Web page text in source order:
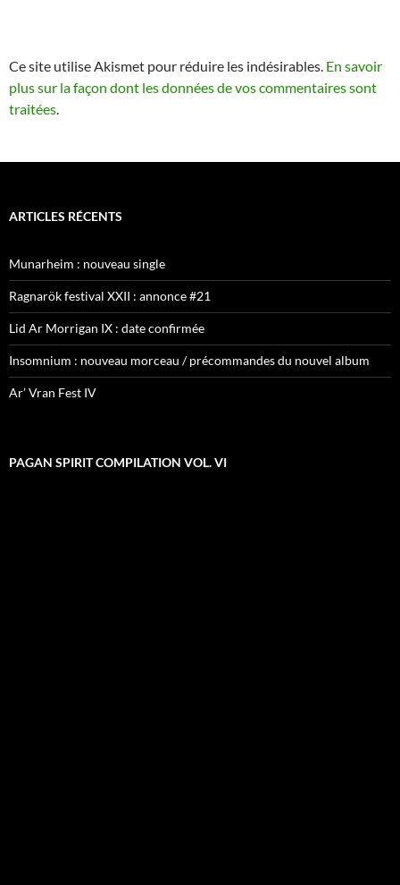
Ce site utilise Akismet pour réduire les indésirables. En savoir
plus sur la façon dont les données de vos commentaires sont
traitées.
ARTICLES RÉCENTS
Munarheim : nouveau single
Ragnarök festival XXII : annonce #21
Lid Ar Morrigan IX : date confirmée
Insomnium : nouveau morceau / précommandes du nouvel album
Ar’ Vran Fest IV
PAGAN SPIRIT COMPILATION VOL. VI